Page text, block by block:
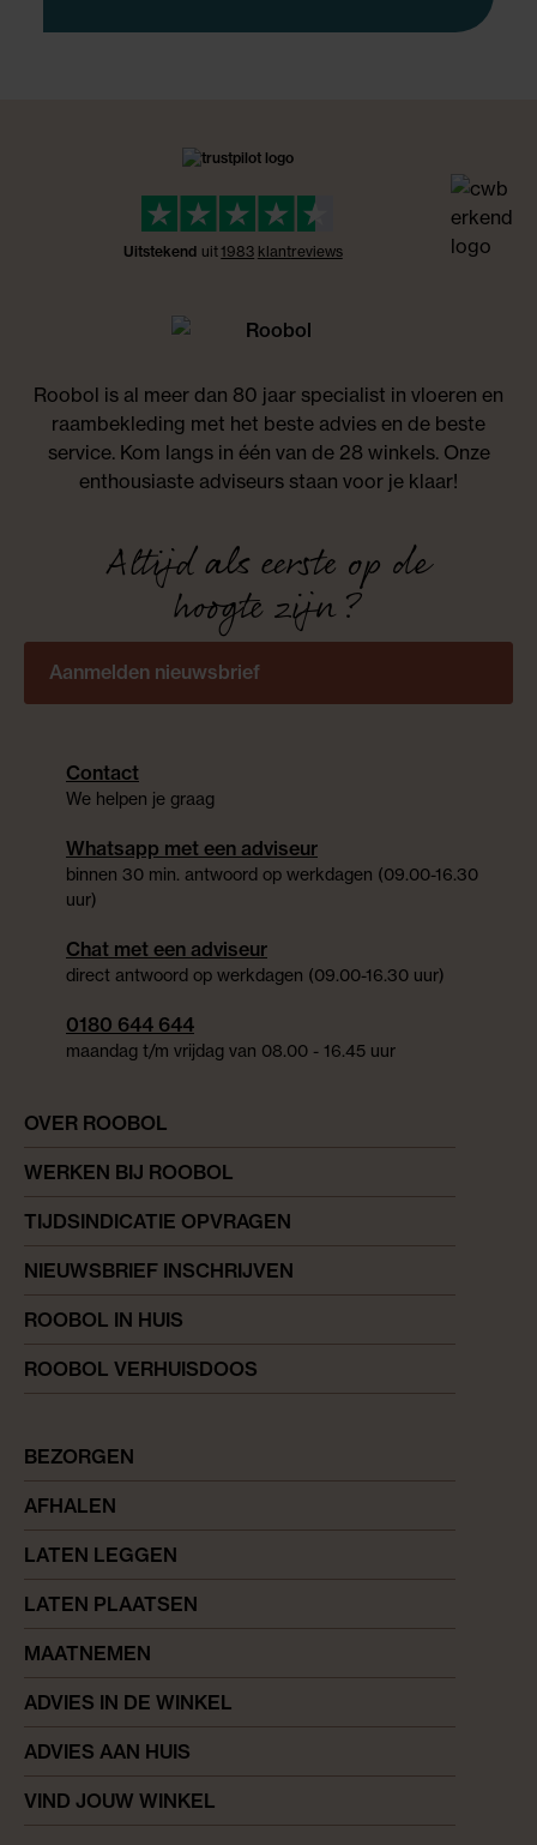
Roobol is al meer dan 80 jaar specialist in vloeren en
raambekleding met het beste advies en de beste
service. Kom langs in één van de 28 winkels. Onze
enthousiaste adviseurs staan voor je klaar!
Altijd als eerste op de
hoogte zijn?
Aanmelden nieuwsbrief
OVER ROOBOL
WERKEN BIJ ROOBOL
TIJDSINDICATIE OPVRAGEN
NIEUWSBRIEF INSCHRIJVEN
ROOBOL IN HUIS
ROOBOL VERHUISDOOS
BEZORGEN
AFHALEN
LATEN LEGGEN
LATEN PLAATSEN
MAATNEMEN
ADVIES IN DE WINKEL
ADVIES AAN HUIS
VIND JOUW WINKEL
Contact
We helpen je graag
Whatsapp met een adviseur
binnen 30 min. antwoord op werkdagen (09.00-16.30
uur)
Chat met een adviseur
direct antwoord op werkdagen (09.00-16.30 uur)
0180 644 644
maandag t/m vrijdag van 08.00 - 16.45 uur
Uitstekend uit 1983 klantreviews